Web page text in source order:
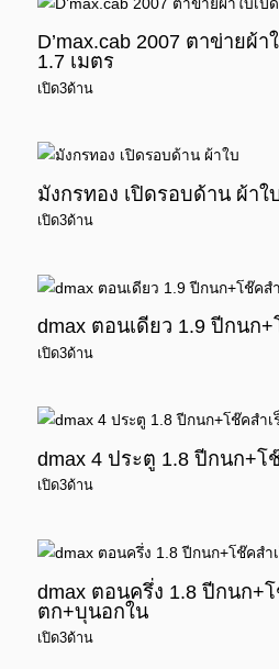
D’max.cab 2007 ตาข่ายผ้
1.7 เมตร
เปิด3ด้าน
มังกรทอง เปิดรอบด้าน ผ้าใ
เปิด3ด้าน
dmax ตอนเดียว 1.9 ปีกนก
เปิด3ด้าน
dmax 4 ประตู 1.8 ปีกนก+โ
เปิด3ด้าน
dmax ตอนครึ่ง 1.8 ปีกนก+
ตก+บุนอกใน
เปิด3ด้าน